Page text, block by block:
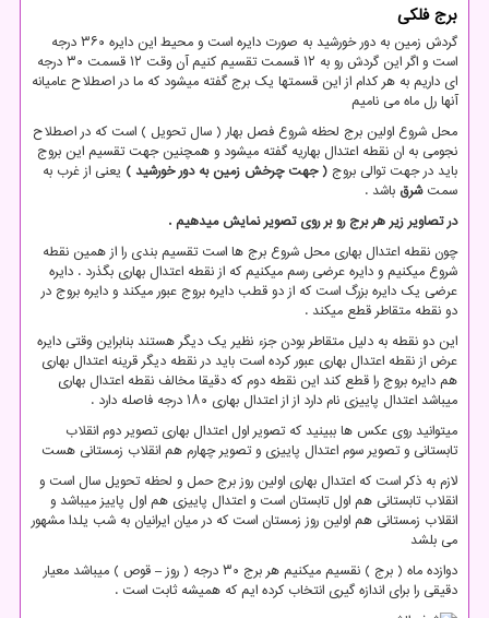
برج فلکی
گردش زمین به دور خورشید به صورت دایره است و محیط این دایره ۳۶۰ درجه
است و اگر این گردش رو به ۱۲ قسمت تقسیم کنیم آن وقت ۱۲ قسمت ۳۰ درجه
ای داریم به هر کدام از این قسمتها یک برج گفته میشود که ما در اصطلاح عامیانه
آنها رل ماه می نامیم
محل شروع اولین برج لحظه شروع فصل بهار ( سال تحویل ) است که در اصطلاح
نجومی به ان نقطه اعتدال بهاریه گفته میشود و همچنین جهت تقسیم این بروج
باید در جهت توالی بروج ( جهت چرخش زمین به دور خورشید ) یعنی از غرب به
سمتشرق باشد .
در تصاویر زیر هر برج رو بر روی تصویر نمایش میدهیم .
چون نقطه اعتدال بهاری محل شروع برج ها است تقسیم بندی را از همین نقطه
شروع میکنیم و دایره عرضی رسم میکنیم که از نقطه اعتدال بهاری بگذرد . دایره
عرضی یک دایره بزرگ است که از دو قطب دایره بروج عبور میکند و دایره بروج در
دو نقطه متقاطر قطع میکند .
این دو نقطه به دلیل متقاطر بودن جزء نظیر یک دیگر هستند بنابراین وقتی دایره
عرض از نقطه اعتدال بهاری عبور کرده است باید در نقطه دیگر قرینه اعتدال بهاری
هم دایره بروج را قطع کند این نقطه دوم که دقیقا مخالف نقطه اعتدال بهاری
میباشد اعتدال پاییزی نام دارد از از اعتدال بهاری ۱۸۰ درجه فاصله دارد .
میتوانید روی عکس ها ببینید که تصویر اول اعتدال بهاری تصویر دوم انقلاب
تابستانی و تصویر سوم اعتدال پاییزی و تصویر چهارم هم انقلاب زمستانی هست
لازم به ذکر است که اعتدال بهاری اولین روز برج حمل و لحظه تحویل سال است و
انقلاب تابستانی هم اول تابستان است و اعتدال پاییزی هم اول پاییز میباشد و
انقلاب زمستانی هم اولین روز زمستان است که در میان ایرانیان به شب یلدا مشهور
می بلشد
دوازده ماه ( برج ) نقسیم میکنیم هر برج ۳۰ درجه ( روز – قوص ) میباشد معیار
دقیقی را برای اندازه گیری انتخاب کرده ایم که همیشه ثابت است .